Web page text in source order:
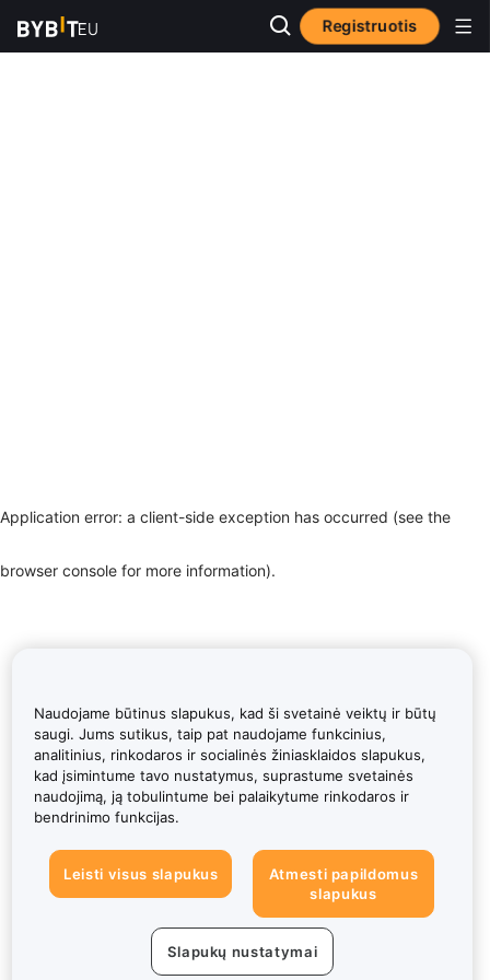
Registruotis
Application error: a client-side exception has occurred (see the
browser console for more information).
Naudojame būtinus slapukus, kad ši svetainė veiktų ir būtų
saugi. Jums sutikus, taip pat naudojame funkcinius,
analitinius, rinkodaros ir socialinės žiniasklaidos slapukus,
kad įsimintume tavo nustatymus, suprastume svetainės
naudojimą, ją tobulintume bei palaikytume rinkodaros ir
bendrinimo funkcijas.
Leisti visus slapukus
Atmesti papildomus
slapukus
Slapukų nustatymai